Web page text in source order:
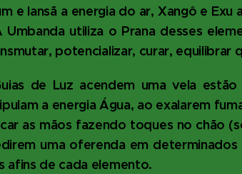
e Iansã a energia do ar, Xangô e
utiliza o Prana desses
potencializar, curar, equilibrar
de Luz acendem uma vela
a energia Água, ao exalarem
as mãos fazendo toques no chão
uma oferenda em
afins de cada elemento.